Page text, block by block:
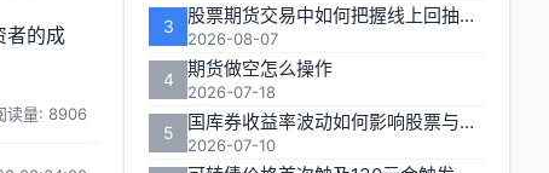
者的成
读量: 8906
3 股票期货交易中如何把握线上回抽的入场时机
2026-08-07
4 期货做空怎么操作
2026-07-18
5 国库券收益率波动如何影响股票与期货市场联动性
2026-07-10